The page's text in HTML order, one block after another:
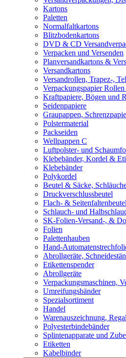
Kartons
Paletten
Normalfaltkartons
Blitzbodenkartons
DVD & CD
Verpacken und Versenden
Planversandkartons &
Versandkartons
Versandrollen, Trapez-,
Verpackungspapier
Kraftpapiere, Bögen und
Seidenpapiere
Graupappen,
Polstermaterial
Packseiden
Wellpappen C
Luftpolster- und
Klebebänder, Kordel &
Klebebänder
Polykordel
Beutel & Säcke,
Druckverschlussbeutel
Flach- & Seitenfaltenbeutel
Schlauch- und
SK-Folien-Versand-, &
Folien
Palettenhauben
Hand-
Abrollgeräte,
Etikettenspender
Abrollgeräte
Verpackungsmaschinen,
Umreifungsbänder
Spezialsortiment
Handel
Warenauszeichnung,
Polyesterbindebänder
Splintenapparate und
Etiketten
Kabelbinder